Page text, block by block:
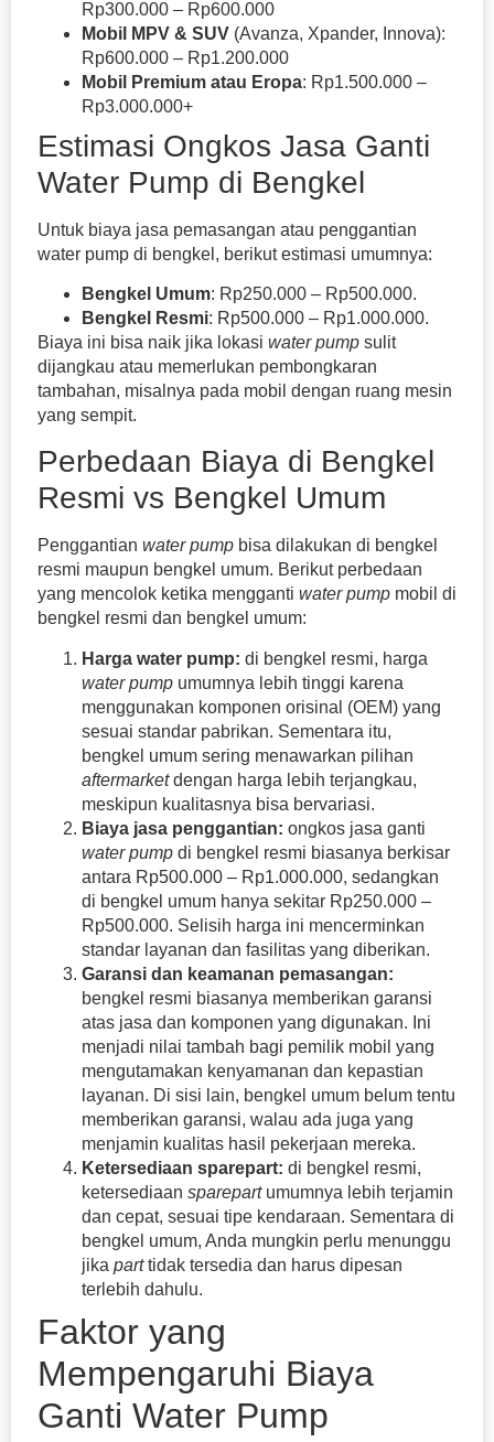
Rp300.000 – Rp600.000
Mobil MPV & SUV (Avanza, Xpander, Innova):
Rp600.000 – Rp1.200.000
Mobil Premium atau Eropa: Rp1.500.000 –
Rp3.000.000+
Estimasi Ongkos Jasa Ganti
Water Pump di Bengkel
Untuk biaya jasa pemasangan atau penggantian
water pump di bengkel, berikut estimasi umumnya:
Bengkel Umum: Rp250.000 – Rp500.000.
Bengkel Resmi: Rp500.000 – Rp1.000.000.
Biaya ini bisa naik jika lokasi water pump sulit
dijangkau atau memerlukan pembongkaran
tambahan, misalnya pada mobil dengan ruang mesin
yang sempit.
Perbedaan Biaya di Bengkel
Resmi vs Bengkel Umum
Penggantian water pump bisa dilakukan di bengkel
resmi maupun bengkel umum. Berikut perbedaan
yang mencolok ketika mengganti water pump mobil di
bengkel resmi dan bengkel umum:
Harga water pump: di bengkel resmi, harga
water pump umumnya lebih tinggi karena
menggunakan komponen orisinal (OEM) yang
sesuai standar pabrikan. Sementara itu,
bengkel umum sering menawarkan pilihan
aftermarketdengan harga lebih terjangkau,
meskipun kualitasnya bisa bervariasi.
Biaya jasa penggantian: ongkos jasa ganti
water pump di bengkel resmi biasanya berkisar
antara Rp500.000 – Rp1.000.000, sedangkan
di bengkel umum hanya sekitar Rp250.000 –
Rp500.000. Selisih harga ini mencerminkan
standar layanan dan fasilitas yang diberikan.
Garansi dan keamanan pemasangan:
bengkel resmi biasanya memberikan garansi
atas jasa dan komponen yang digunakan. Ini
menjadi nilai tambah bagi pemilik mobil yang
mengutamakan kenyamanan dan kepastian
layanan. Di sisi lain, bengkel umum belum tentu
memberikan garansi, walau ada juga yang
menjamin kualitas hasil pekerjaan mereka.
Ketersediaan sparepart: di bengkel resmi,
ketersediaan sparepart umumnya lebih terjamin
dan cepat, sesuai tipe kendaraan. Sementara di
bengkel umum, Anda mungkin perlu menunggu
jika parttidak tersedia dan harus dipesan
terlebih dahulu.
Faktor yang
Mempengaruhi Biaya
Ganti Water Pump